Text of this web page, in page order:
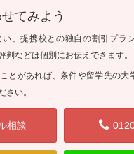
てみよう
、提携校との独自の割引プラ
判などは個別にお伝えできます。
とがあれば、条件や留学先の大
さい。
相談